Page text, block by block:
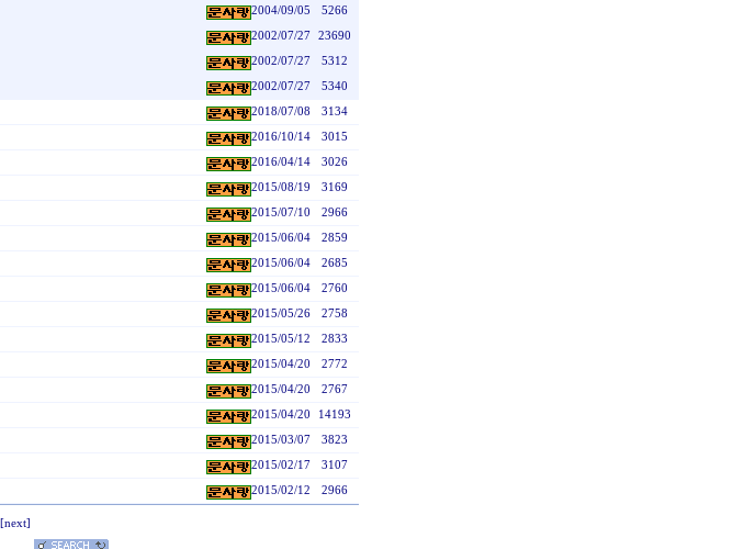
2004/09/05 5266
2002/07/27 23690
2002/07/27 5312
2002/07/27 5340
2018/07/08 3134
2016/10/14 3015
2016/04/14 3026
2015/08/19 3169
2015/07/10 2966
2015/06/04 2859
2015/06/04 2685
2015/06/04 2760
2015/05/26 2758
2015/05/12 2833
2015/04/20 2772
2015/04/20 2767
2015/04/20 14193
2015/03/07 3823
2015/02/17 3107
2015/02/12 2966
[next]